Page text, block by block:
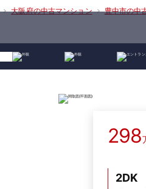
大阪府の中古マンション 豊中市の中
298
2DK